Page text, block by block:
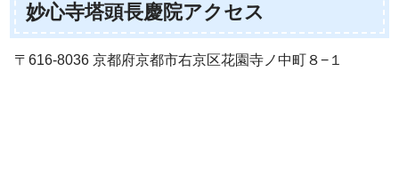
妙心寺塔頭長慶院アクセス
〒616-8036 京都府京都市右京区花園寺ノ中町８−１